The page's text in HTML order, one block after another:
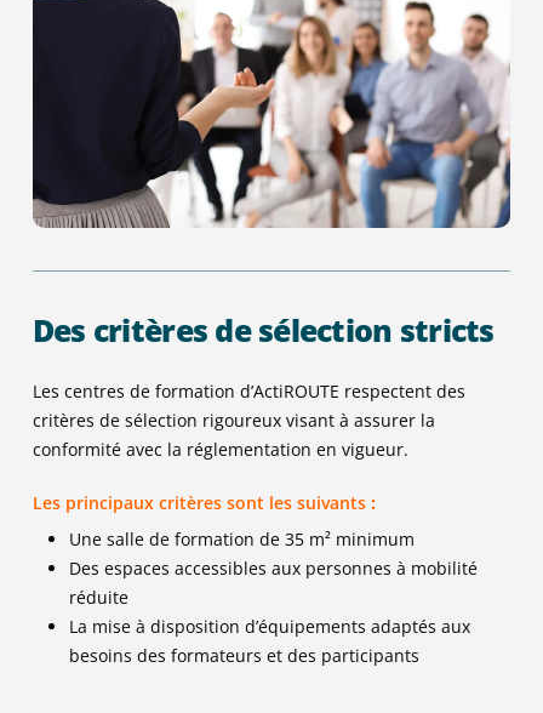
Des critères de sélection stricts
Les centres de formation d’ActiROUTE respectent des
critères de sélection rigoureux visant à assurer la
conformité avec la réglementation en vigueur.
Les principaux critères sont les suivants:
Une salle de formation de 35 m² minimum
Des espaces accessibles aux personnes à mobilité
réduite
La mise à disposition d’équipements adaptés aux
besoins des formateurs et des participants